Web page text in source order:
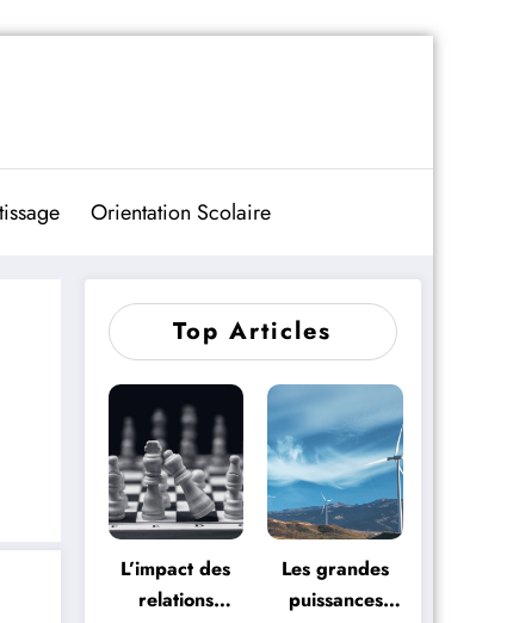
Orientation Scolaire
Top Articles
L’impact des
relations
Les grandes
puissances